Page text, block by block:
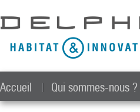
Accueil Qui sommes-nous ?